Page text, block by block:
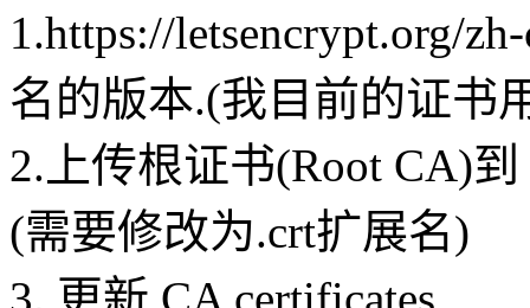
1.https://letsencrypt.org/
名的版本.(我目前的证书
2.上传根证书(Root CA)到
(需要修改为.crt扩展名)